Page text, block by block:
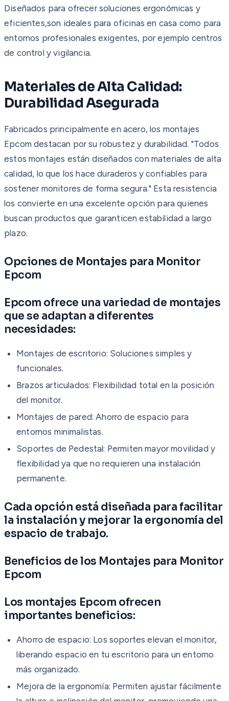
Diseñados para ofrecer soluciones ergonómicas y
eficientes,son ideales para oficinas en casa como para
entornos profesionales exigentes, por ejemplo centros
de control y vigilancia.
Materiales de Alta Calidad:
Durabilidad Asegurada
Fabricados principalmente en acero, los montajes
Epcom destacan por su robustez y durabilidad. "Todos
estos montajes están diseñados con materiales de alta
calidad, lo que los hace duraderos y confiables para
sostener monitores de forma segura." Esta resistencia
los convierte en una excelente opción para quienes
buscan productos que garanticen estabilidad a largo
plazo.
Opciones de Montajes para Monitor
Epcom
Epcom ofrece una variedad de montajes
que se adaptan a diferentes
necesidades:
Montajes de escritorio: Soluciones simples y
funcionales.
Brazos articulados: Flexibilidad total en la posición
del monitor.
Montajes de pared: Ahorro de espacio para
entornos minimalistas.
Soportes de Pedestal: Permiten mayor movilidad y
flexibilidad ya que no requieren una instalación
permanente.
Cada opción está diseñada para facilitar
la instalación y mejorar la ergonomía del
espacio de trabajo.
Beneficios de los Montajes para Monitor
Epcom
Los montajes Epcom ofrecen
importantes beneficios:
Ahorro de espacio: Los soportes elevan el monitor,
liberando espacio en tu escritorio para un entorno
más organizado.
Mejora de la ergonomía: Permiten ajustar fácilmente